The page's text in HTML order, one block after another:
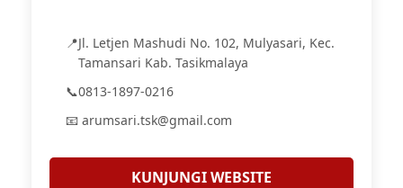
📍Jl. Letjen Mashudi No. 102, Mulyasari, Kec.
Tamansari Kab. Tasikmalaya
📞0813-1897-0216
📧 arumsari.tsk@gmail.com
KUNJUNGI WEBSITE